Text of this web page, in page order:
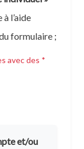
à l’aide
formulaire ;
avec des *
et/ou